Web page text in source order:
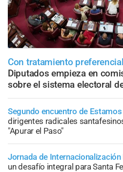
Con tratamiento
Diputados empieza en
sobre el sistema electoral
Segundo encuentro de
dirigentes radicales
"Apurar el Paso"
Jornada de Internacionalización
un desafío integral para Santa